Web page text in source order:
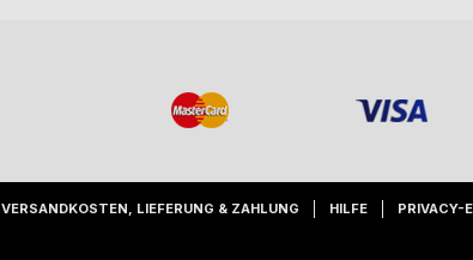
VERSANDKOSTEN, LIEFERUNG & ZAHLUNG HILFE PRIVACY-